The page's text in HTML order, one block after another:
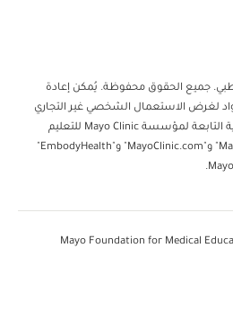
جميع الحقوق محفوظة. يُمكن إعادة
لغرض الاستعمال الشخصي غير التجاري
فحسب. تتضمن العلامات التجارية التابعة لمؤسسة Mayo Clinic للتعليم
والبحث الطبي: Mayo Clinic"و "Mayo" و"MayoClinic.com" و"EmbodyHealth"
© 1998-2026 Mayo Foundation for Medical